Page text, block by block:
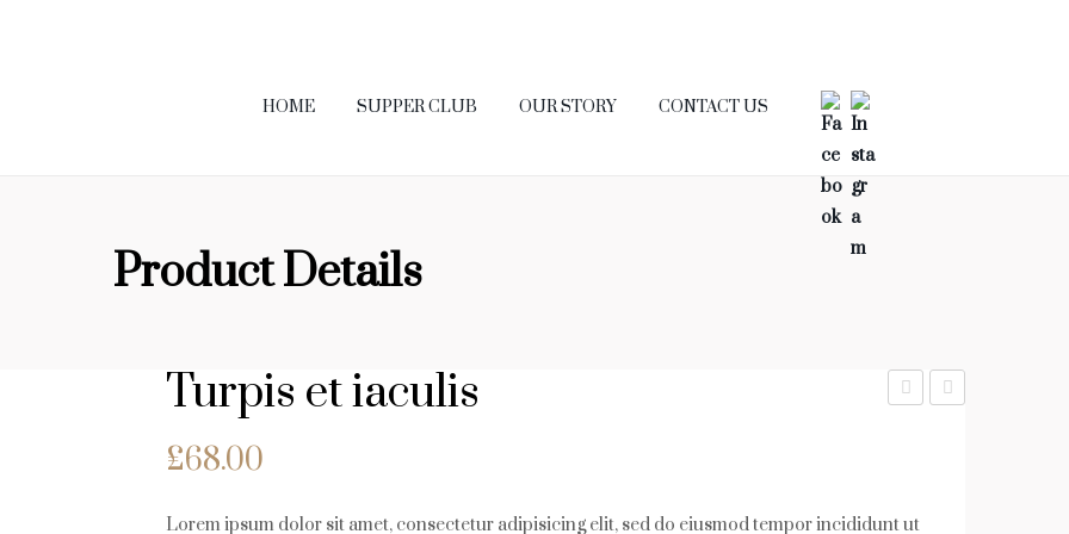
HOME SUPPER CLUB OUR STORY CONTACT US
Product Details
e
Turpis et iaculis
£68.00
Lorem ipsum dolor sit amet, consectetur adipisicing elit, sed do eiusmod tempor incididunt ut